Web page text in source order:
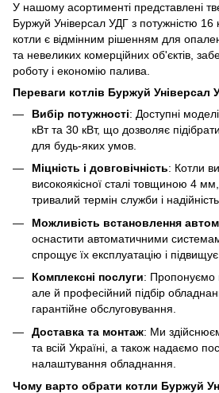
У нашому асортименті представлені
Буржуй Універсал УДГ з потужністю 16
котли є відмінним рішенням для
та невеликих комерційних об'єктів,
роботу і економію палива.
Переваги котлів Буржуй Універсал
Вибір потужності: Доступні
кВт та 30 кВт, що дозволяє
для будь-яких умов.
Міцність і довговічність: Котли
високоякісної сталі товщиною 4
тривалий термін служби і
Можливість встановлення
оснастити автоматичними
спрощує їх експлуатацію і підвищує
Комплексні послуги: Пропонуємо
але й професійний підбір
гарантійне обслуговування.
Доставка та монтаж: Ми
та всій Україні, а також надаємо
налаштування обладнання.
Чому варто обрати котли Буржуй